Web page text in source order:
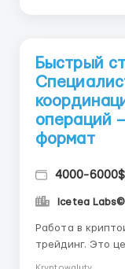
Быстрый
операций
формат
4000-
Icetea Labs©
Работа в
трейдинг. Это